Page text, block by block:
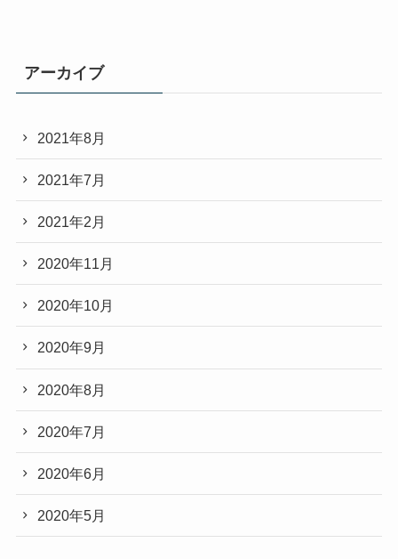
アーカイブ
2021年8月
2021年7月
2021年2月
2020年11月
2020年10月
2020年9月
2020年8月
2020年7月
2020年6月
2020年5月